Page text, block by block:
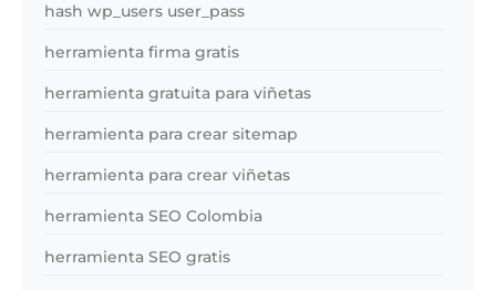
hash wp_users user_pass
herramienta firma gratis
herramienta gratuita para viñetas
herramienta para crear sitemap
herramienta para crear viñetas
herramienta SEO Colombia
herramienta SEO gratis